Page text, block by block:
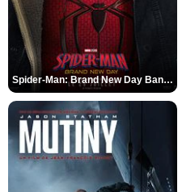
Spider-Man: Brand New Day Bande-annonce VO STFR